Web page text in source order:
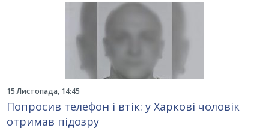
15 Листопада, 14:45
Попросив телефон і втік: у Харкові чоловік
отримав підозру